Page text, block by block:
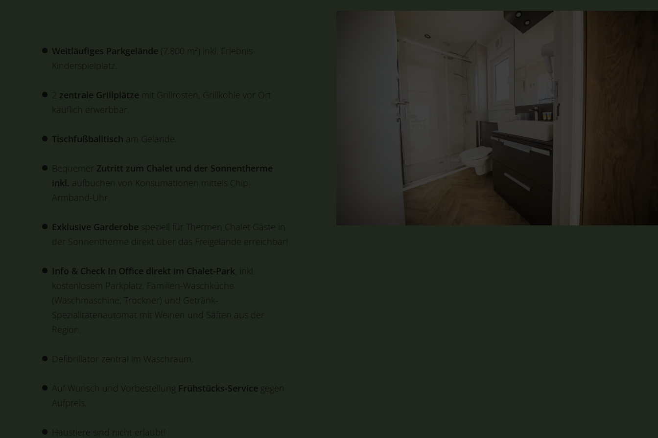
Weitläufiges Parkgelände (7.800 m²) inkl. Erlebnis-
Kinderspielplatz.
2 zentrale Grillplätze mit Grillrosten, Grillkohle vor Ort
käuflich erwerbbar.
Tischfußballtisch am Gelände.
Bequemer Zutritt zum Chalet und der Sonnentherme
inkl. aufbuchen von Konsumationen mittels Chip-
Armband-Uhr.
Exklusive Garderobe speziell für Thermen Chalet Gäste in
der Sonnentherme direkt über das Freigelände erreichbar!
Info & Check In Office direkt im Chalet-Park, inkl.
kostenlosem Parkplatz, Familien-Waschküche
(Waschmaschine, Trockner) und Getränk-
Spezialitätenautomat mit Weinen und Säften aus der
Region.
Defibrillator zentral im Waschraum.
Auf Wunsch und Vorbestellung Frühstücks-Service gegen
Aufpreis.
Haustiere sind nicht erlaubt!